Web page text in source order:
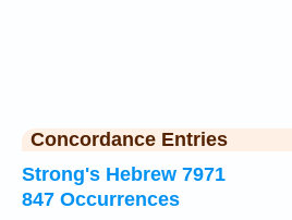
Concordance Entries
Strong's Hebrew 7971
847 Occurrences